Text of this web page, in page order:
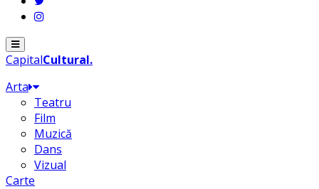
Menu
CapitalCultural.
Arta
Teatru
Film
Muzică
Dans
Vizual
Carte